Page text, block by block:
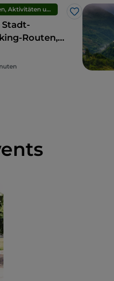
Touren, Aktivitäten und Erlebnisse
Like
Stadt-
Routen,